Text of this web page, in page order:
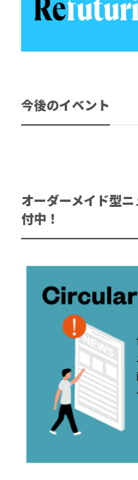
今後のイベント
オーダーメイド型
付中！